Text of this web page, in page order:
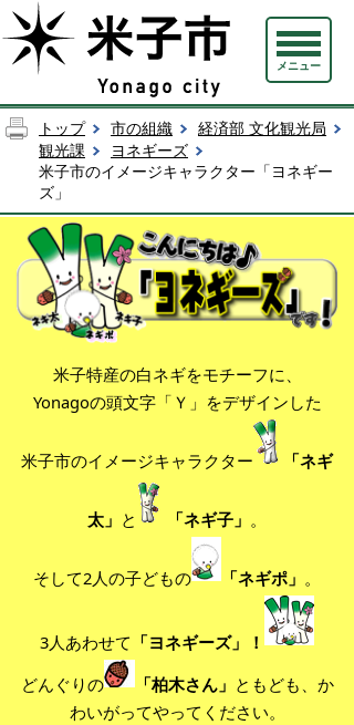
メニュー
トップ 市の組織
経済部 文化観光局
観光課
ヨネギーズ
米子市のイメージキャラクター「ヨネギー
ズ」
米子特産の白ネギをモチーフに、
Yonagoの頭文字「Ｙ」をデザインした
米子市のイメージキャラクター 「ネギ
太」 と 「ネギ子」 。
そして2人の子どもの 「ネギポ」 。
3人あわせて 「ヨネギーズ」！
どんぐりの
「柏木さん」 ともども、か
わいがってやってください。